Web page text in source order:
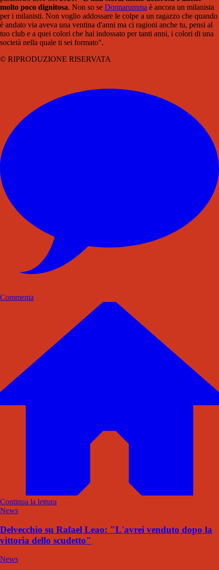
molto poco dignitosa. Non so se Donnarumma è ancora un milanista
per i milanisti. Non voglio addossare le colpe a un ragazzo che quando
è andato via aveva una ventina d'anni ma ci ragioni anche tu, pensi al
tuo club e a quei colori che hai indossato per tanti anni, i colori di una
società nella quale ti sei formato".
© RIPRODUZIONE RISERVATA
Commenta
Continua la lettura
News
Delvecchio su Rafael Leao: "L'avrei venduto dopo la
vittoria dello scudetto"
News